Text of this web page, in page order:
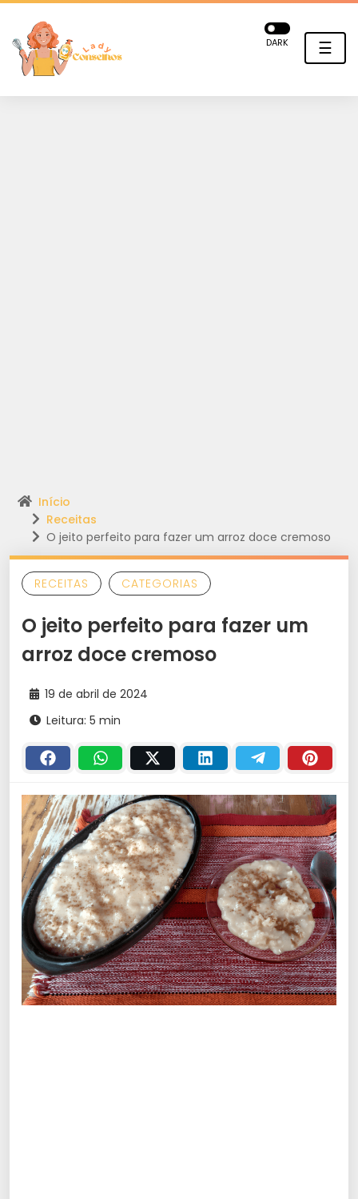
☰
DARK
Início
Receitas
O jeito perfeito para fazer um arroz doce cremoso
RECEITAS CATEGORIAS
O jeito perfeito para fazer um
arroz doce cremoso
19 de abril de 2024
Leitura: 5 min